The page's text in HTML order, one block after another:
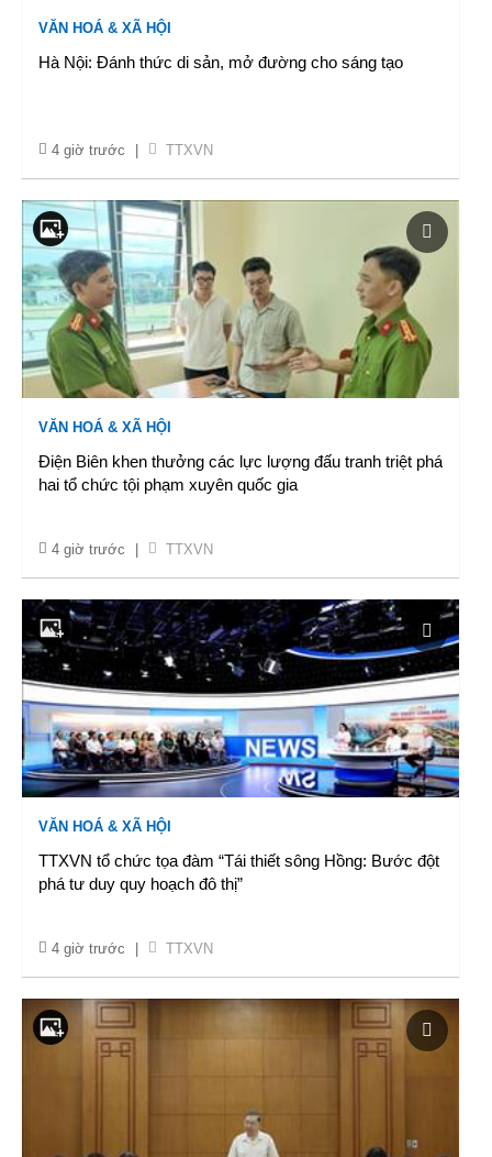
VĂN HOÁ & XÃ HỘI
Hà Nội: Đánh thức di sản, mở đường cho sáng tạo
4 giờ trước TTXVN
VĂN HOÁ & XÃ HỘI
Điện Biên khen thưởng các lực lượng đấu tranh triệt phá
hai tổ chức tội phạm xuyên quốc gia
4 giờ trước TTXVN
VĂN HOÁ & XÃ HỘI
TTXVN tổ chức tọa đàm “Tái thiết sông Hồng: Bước đột
phá tư duy quy hoạch đô thị”
4 giờ trước TTXVN